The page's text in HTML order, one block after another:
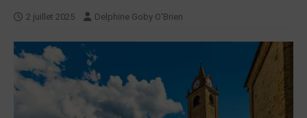
2 juillet 2025 Delphine Goby O'Brien